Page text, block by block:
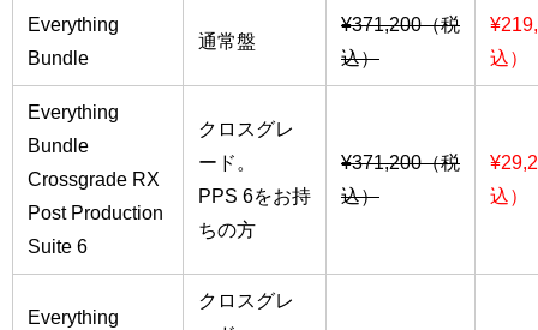
Everything
Bundle
通常盤
¥371,200（税
込）
込）
Everything
Bundle
Crossgrade RX
Post Production
Suite 6
クロスグレ
ード。
PPS 6をお持
ちの方
¥371,200（税
込）
込）
Everything
クロスグレ